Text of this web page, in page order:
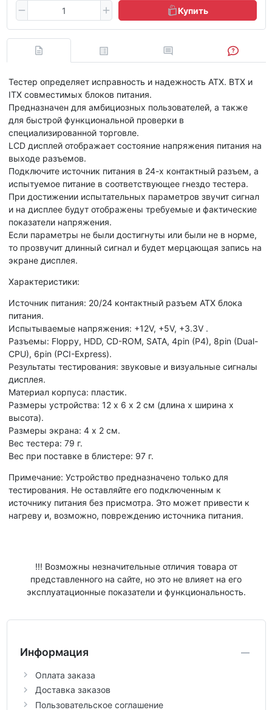
Купить
Тестер определяет исправность и надежность ATX. BTX и
ITX совместимых блоков питания.
Предназначен для амбициозных пользователей, а также
для быстрой функциональной проверки в
специализированной торговле.
LCD дисплей отображает состояние напряжения питания на
выходе разъемов.
Подключите источник питания в 24-х контактный разъем, а
испытуемое питание в соответствующее гнездо тестера.
При достижении испытательных параметров звучит сигнал
и на дисплее будут отображены требуемые и фактические
показатели напряжения.
Если параметры не были достигнуты или были не в норме,
то прозвучит длинный сигнал и будет мерцающая запись на
экране дисплея.
Характеристики:
Источник питания: 20/24 контактный разъем ATX блока
питания.
Испытываемые напряжения: +12V, +5V, +3.3V .
Разъемы: Floppy, HDD, CD-ROM, SATA, 4pin (P4), 8pin (Dual-
CPU), 6pin (PCI-Express).
Результаты тестирования: звуковые и визуальные сигналы
дисплея.
Материал корпуса: пластик.
Размеры устройства: 12 х 6 х 2 cм (длина х ширина х
высота).
Размеры экрана: 4 х 2 см.
Вес тестера: 79 г.
Вес при поставке в блистере: 97 г.
Примечание: Устройство предназначено только для
тестирования. Не оставляйте его подключенным к
источнику питания без присмотра. Это может привести к
нагреву и, возможно, повреждению источника питания.
!!! Возможны незначительные отличия товара от
представленного на сайте, но это не влияет на его
эксплуатационные показатели и функциональность.
Информация
Оплата заказа
Доставка заказов
Пользовательское соглашение